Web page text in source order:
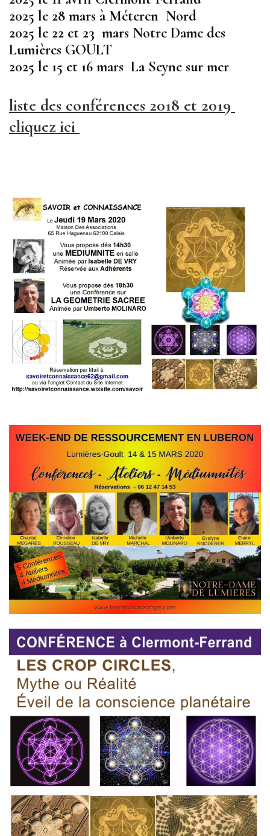
2025 le 28 mars à Méteren Nord
2025 le 22 et 23 mars Notre Dame des
Lumières GOULT
2025 le 15 et 16 mars La Seyne sur mer
liste des conférences 2018 et 2019
cliquez ici